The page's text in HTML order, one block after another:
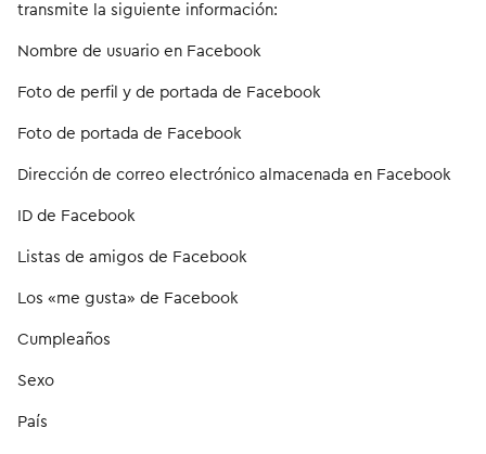
transmite la siguiente información:
Nombre de usuario en Facebook
Foto de perfil y de portada de Facebook
Foto de portada de Facebook
Dirección de correo electrónico almacenada en Facebook
ID de Facebook
Listas de amigos de Facebook
Los «me gusta» de Facebook
Cumpleaños
Sexo
País